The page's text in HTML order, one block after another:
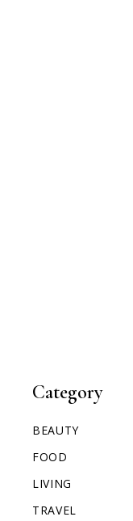
Category
BEAUTY
FOOD
LIVING
TRAVEL